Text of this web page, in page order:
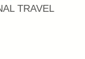
TRAVEL